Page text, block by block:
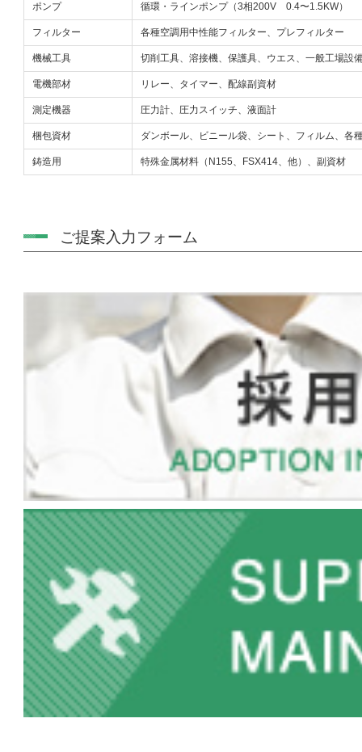
ポンプ 循環・ラインポンプ（3相200V 0.4〜1.5KW）
フィルター 各種空調用中性能フィルター、プレフィルター
機械工具 切削工具、溶接機、保護具、ウエス、一般工場設
電機部材 リレー、タイマー、配線副資材
測定機器 圧力計、圧力スイッチ、液面計
梱包資材 ダンボール、ビニール袋、シート、フィルム、各
鋳造用 特殊金属材料（N155、FSX414、他）、副資材
ご提案入力フォーム